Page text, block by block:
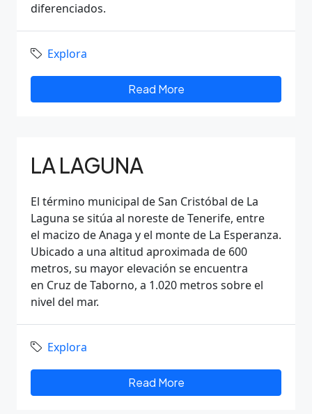
diferenciados.
Explora
Read More
LA LAGUNA
El término municipal de San Cristóbal de La
Laguna se sitúa al noreste de Tenerife, entre
el macizo de Anaga y el monte de La Esperanza.
Ubicado a una altitud aproximada de 600
metros, su mayor elevación se encuentra
en Cruz de Taborno, a 1.020 metros sobre el
nivel del mar.
Explora
Read More